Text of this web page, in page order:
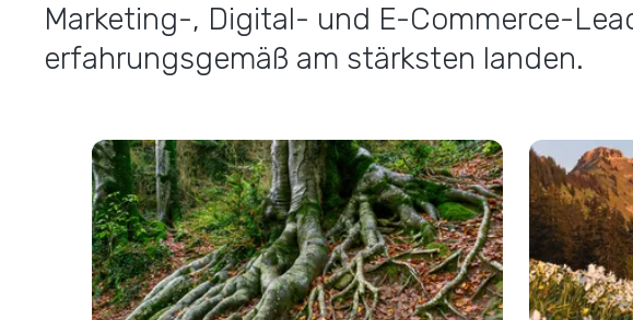
Marketing-, Digital- und E-Commerce-
erfahrungsgemäß am stärksten landen.
Enterprise Platforms Visual-First